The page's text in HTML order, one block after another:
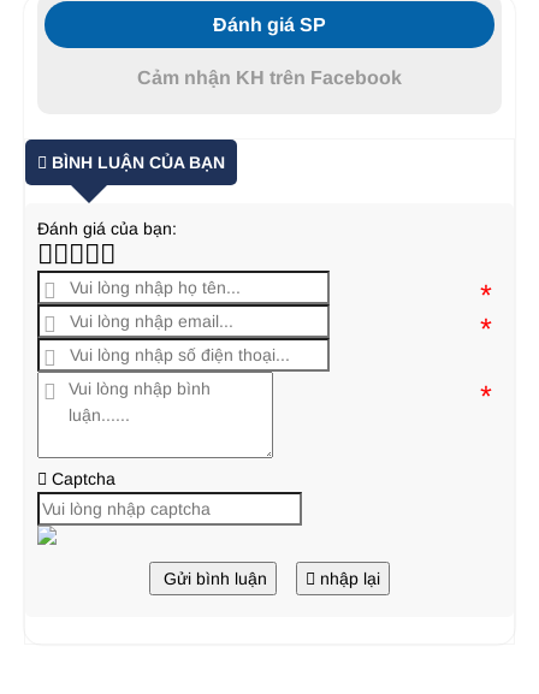
Đánh giá SP
Cảm nhận KH trên Facebook
BÌNH LUẬN CỦA BẠN
Đánh giá của bạn:
*
*
*
Captcha
Gửi bình luận nhập lại